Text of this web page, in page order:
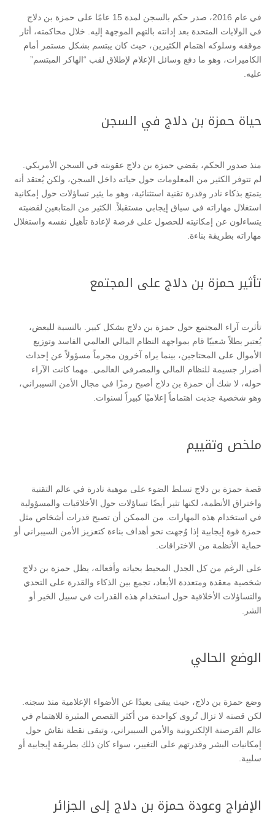
في عام 2016، صدر حكم بالسجن لمدة 15 عامًا على حمزة بن دلاج
في الولايات المتحدة بعد إدانته بالتهم الموجهة إليه. خلال محاكمته، أثار
موقفه وسلوكه اهتمام الكثيرين، حيث كان يبتسم بشكل مستمر أمام
الكاميرات، وهو ما دفع وسائل الإعلام لإطلاق لقب “الهاكر المبتسم”
عليه.
حياة حمزة بن دلاج في السجن
منذ صدور الحكم، يقضي حمزة بن دلاج عقوبته في السجن الأمريكي.
لم تتوفر الكثير من المعلومات حول حياته داخل السجن، ولكن يُعتقد أنه
يتمتع بذكاء نادر وقدرة تقنية استثنائية، وهو ما يثير تساؤلات حول إمكانية
استغلال مهاراته في سياق إيجابي مستقبلاً. الكثير من المتابعين لقضيته
يتساءلون عن إمكانيته للحصول على فرصة لإعادة تأهيل نفسه واستغلال
مهاراته بطريقة بناءة.
تأثير حمزة بن دلاج على المجتمع
تأثرت آراء المجتمع حول حمزة بن دلاج بشكل كبير. بالنسبة للبعض،
يُعتبر بطلاً شعبيًا قام بمواجهة النظام المالي العالمي الفاسد وتوزيع
الأموال على المحتاجين، بينما يراه آخرون مجرماً مسؤولاً عن إحداث
أضرار جسيمة للنظام المالي والمصرفي العالمي. مهما كانت الآراء
حوله، لا شك أن حمزة بن دلاج أصبح رمزًا في مجال الأمن السيبراني،
وهو شخصية جذبت اهتماماً إعلاميًا كبيراً لسنوات.
ملخص وتقييم
قصة حمزة بن دلاج تسلط الضوء على موهبة نادرة في عالم التقنية
واختراق الأنظمة، لكنها تثير أيضًا تساؤلات حول الأخلاقيات والمسؤولية
في استخدام هذه المهارات. من الممكن أن تصبح قدرات أشخاص مثل
حمزة قوة إيجابية إذا وُجهت نحو أهداف بناءة كتعزيز الأمن السيبراني أو
حماية الأنظمة من الاختراقات.
على الرغم من كل الجدل المحيط بحياته وأفعاله، يظل حمزة بن دلاج
شخصية معقدة ومتعددة الأبعاد، تجمع بين الذكاء والقدرة على التحدي
والتساؤلات الأخلاقية حول استخدام هذه القدرات في سبيل الخير أو
الشر.
الوضع الحالي
وضع حمزة بن دلاج، حيث يبقى بعيدًا عن الأضواء الإعلامية منذ سجنه.
لكن قصته لا تزال تُروى كواحدة من أكثر القصص المثيرة للاهتمام في
عالم القرصنة الإلكترونية والأمن السيبراني، وتبقى نقطة نقاش حول
إمكانيات البشر وقدرتهم على التغيير، سواء كان ذلك بطريقة إيجابية أو
سلبية.
الإفراج وعودة حمزة بن دلاج إلى الجزائر